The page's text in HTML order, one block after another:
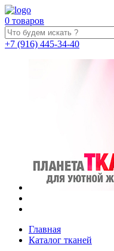
0 товаров
+7 (916) 445-34-40
Главная
Каталог тканей